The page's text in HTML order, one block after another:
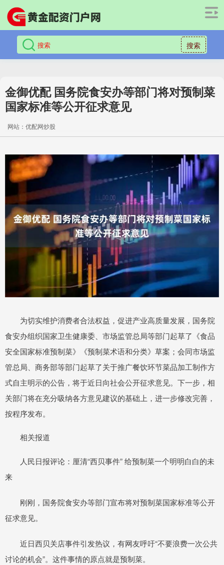
搜索
金御优配 国务院食安办等部门将对预制菜
国家标准等公开征求意见
网站：优配网炒股
为切实维护消费者合法权益，促进产业高质量发展，国务院
食安办组织国家卫生健康委、市场监管总局等部门起草了《食品
安全国家标准预制菜》《预制菜术语和分类》草案；会同市场监
管总局、商务部等部门起草了关于推广餐饮环节菜品加工制作方
式自主明示的公告，将于近日向社会公开征求意见。下一步，相
关部门将在充分吸纳各方意见建议的基础上，进一步修改完善，
按程序发布。
相关报道
人民日报评论：厘清“西贝事件” 给预制菜一个明明白白的未
来
刚刚，国务院食安办等部门宣布将对预制菜国家标准等公开
征求意见。
近日西贝关店事件引发热议，有网友呼吁“不要浪费一次公共
讨论的机会”。这件事情的原点就是预制菜。